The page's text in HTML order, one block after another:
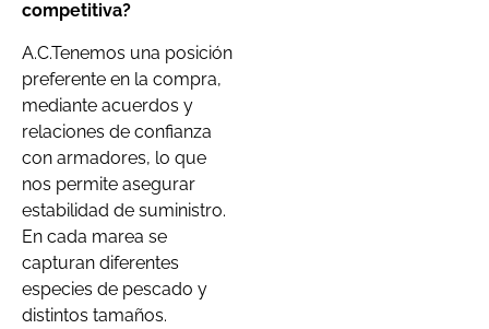
competitiva?
A.C.Tenemos una posición
preferente en la compra,
mediante acuerdos y
relaciones de confianza
con armadores, lo que
nos permite asegurar
estabilidad de suministro.
En cada marea se
capturan diferentes
especies de pescado y
distintos tamaños.